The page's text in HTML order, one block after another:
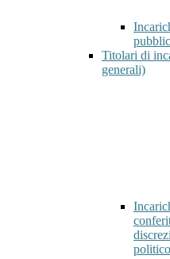
Titolari di
generali)